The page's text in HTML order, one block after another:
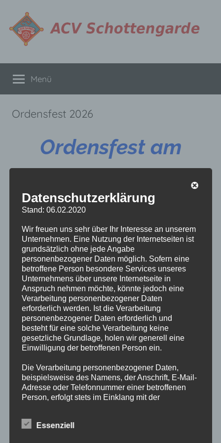
Inhalt
springen
ACV
Schottengarde
Menü
Ordensfest 2026
Ordensfest am
09.01.2026 in der
Gaststätte Ritter
Heydebach in
Haibach
Datenschutzerklärung
Stand: 06.02.2020
Wir freuen uns sehr über Ihr Interesse an unserem
Unternehmen. Eine Nutzung der Internetseiten ist
grundsätzlich ohne jede Angabe
personenbezogener Daten möglich. Sofern eine
betroffene Person besondere Services unseres
Unternehmens über unsere Internetseite in
Anspruch nehmen möchte, könnte jedoch eine
Verarbeitung personenbezogener Daten
erforderlich werden. Ist die Verarbeitung
personenbezogener Daten erforderlich und
besteht für eine solche Verarbeitung keine
gesetzliche Grundlage, holen wir generell eine
Einwilligung der betroffenen Person ein.
Die Verarbeitung personenbezogener Daten,
beispielsweise des Namens, der Anschrift, E-Mail-
Adresse oder Telefonnummer einer betroffenen
Person, erfolgt stets im Einklang mit der
Übereinstimmung mit den für uns geltenden
landesspezifischen Datenschutzbestimmungen.
Essenziell